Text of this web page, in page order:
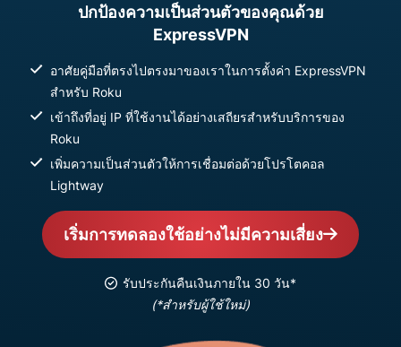
ปกป้องความเป็นส่วนตัวของคุณด้วย
ExpressVPN
อาศัยคู่มือที่ตรงไปตรงมาของเราในการตั้งค่า ExpressVPN
สำหรับ Roku
เข้าถึงที่อยู่ IP ที่ใช้งานได้อย่างเสถียรสำหรับบริการของ
Roku
เพิ่มความเป็นส่วนตัวให้การเชื่อมต่อด้วยโปรโตคอล
Lightway
เริ่มการทดลองใช้อย่างไม่มีความเสี่ยง
รับประกันคืนเงินภายใน 30 วัน*
(*สำหรับผู้ใช้ใหม่)